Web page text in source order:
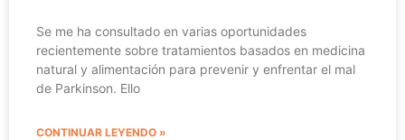
Se me ha consultado en varias oportunidades
recientemente sobre tratamientos basados en medicina
natural y alimentación para prevenir y enfrentar el mal
de Parkinson. Ello
CONTINUAR LEYENDO »